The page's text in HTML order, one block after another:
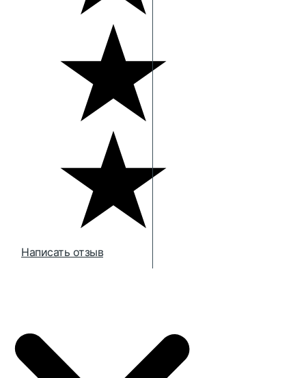
Написать отзыв